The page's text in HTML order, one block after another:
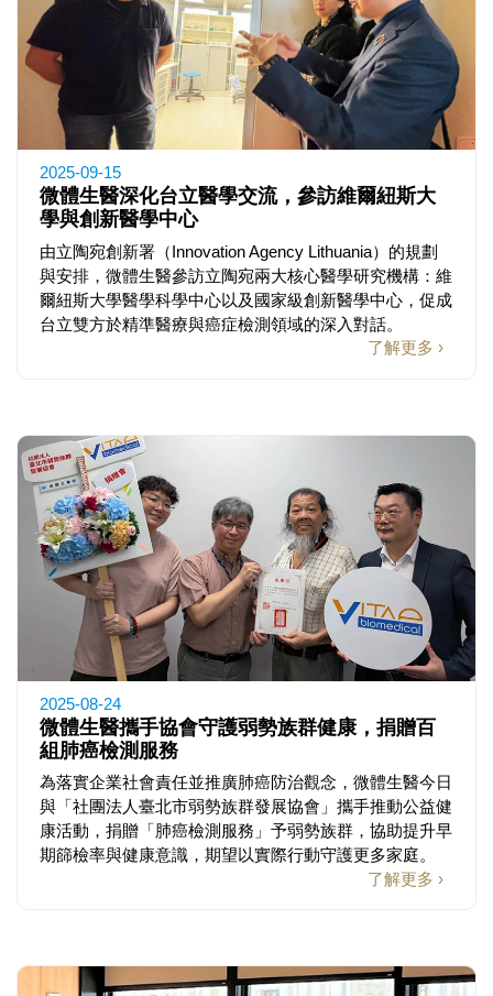
2025-09-15
微體生醫深化台立醫學交流，參訪維爾紐斯大
學與創新醫學中心
由立陶宛創新署（Innovation Agency Lithuania）的規劃
與安排，微體生醫參訪立陶宛兩大核心醫學研究機構：維
爾紐斯大學醫學科學中心以及國家級創新醫學中心，促成
台立雙方於精準醫療與癌症檢測領域的深入對話。
了解更多 ›
2025-08-24
微體生醫攜手協會守護弱勢族群健康，捐贈百
組肺癌檢測服務
為落實企業社會責任並推廣肺癌防治觀念，微體生醫今日
與「社團法人臺北市弱勢族群發展協會」攜手推動公益健
康活動，捐贈「肺癌檢測服務」予弱勢族群，協助提升早
期篩檢率與健康意識，期望以實際行動守護更多家庭。
了解更多 ›